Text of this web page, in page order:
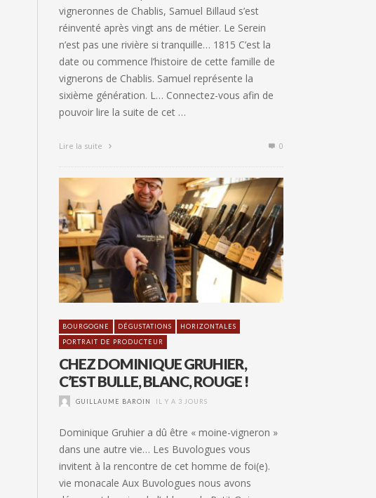
vigneronnes de Chablis, Samuel Billaud s’est
réinventé après vingt ans de métier. Le Serein
n’est pas une rivière si tranquille… 1815 C’est la
date ou commence l’histoire de cette famille de
vignerons de Chablis. Samuel représente la
sixième génération. L… Connectez-vous afin de
pouvoir lire la suite de cet …
Lire la suite 0
BOURGOGNE DÉGUSTATIONS
HORIZONTALES
PORTRAIT DE PRODUCTEUR
CHEZ DOMINIQUE GRUHIER,
C’EST BULLE, BLANC, ROUGE !
GUILLAUME BAROIN IL Y A 3 JOURS
Dominique Gruhier a dû être « moine-vigneron »
dans une autre vie… Les Buvologues vous
invitent à la rencontre de cet homme de foi(e).
vie monacale Aux Buvologues nous avons